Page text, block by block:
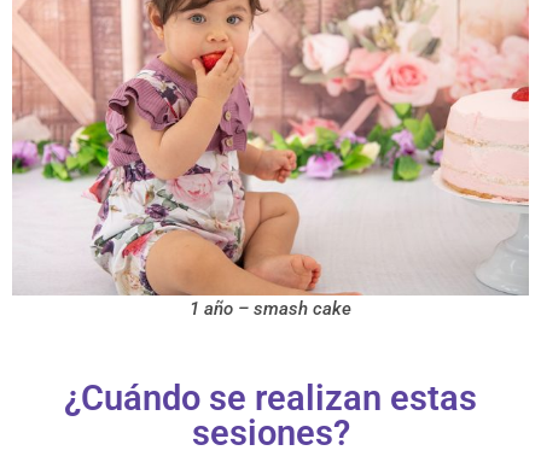
1 año – smash cake
¿Cuándo se realizan estas
sesiones?